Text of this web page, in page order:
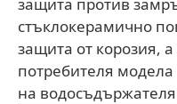
стъклокерамично
защита от корозия,
потребителя
на